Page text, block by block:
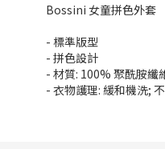
Bossini 女童拼色外套
- 標準版型
- 拼色設計
- 材質: 100% 聚酰胺纖
- 衣物護理: 緩和機洗;